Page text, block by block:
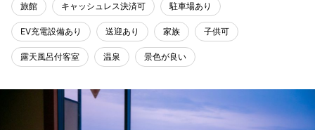
旅館 キャッシュレス決済可 駐車場あり
EV充電設備あり 送迎あり 家族 子供可
露天風呂付客室 温泉 景色が良い